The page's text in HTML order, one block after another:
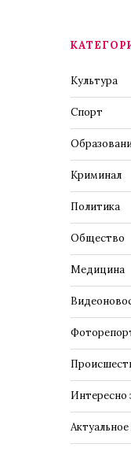
Культура
Спорт
Криминал
Политика
Общество
Медицина
Интересно
Актуальное